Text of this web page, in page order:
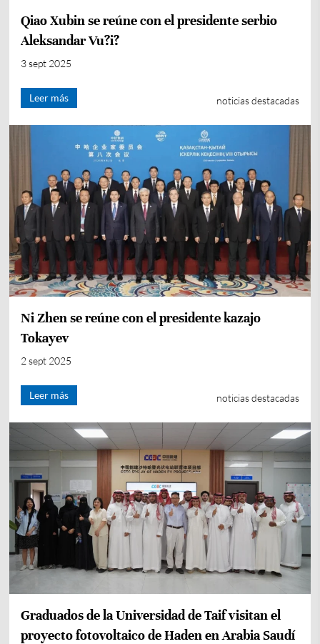
Qiao Xubin se reúne con el presidente serbio
Aleksandar Vu?i?
3 sept 2025
Leer más noticias destacadas
Ni Zhen se reúne con el presidente kazajo
Tokayev
2 sept 2025
Leer más noticias destacadas
Graduados de la Universidad de Taif visitan el
proyecto fotovoltaico de Haden en Arabia Saudí